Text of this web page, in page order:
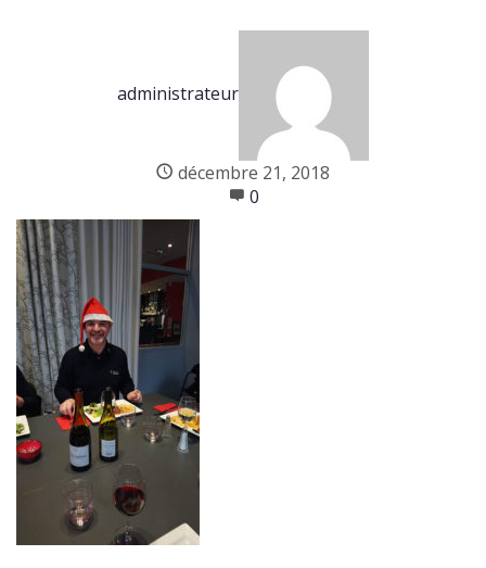
administrateur
décembre 21, 2018
0